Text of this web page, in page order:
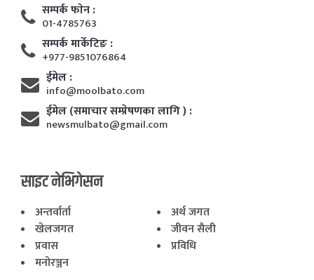
सम्पर्क फाेन :
01-4785763
सम्पर्क मार्केटिङ :
+977-9851076864
ईमेल :
info@moolbato.com
ईमेल (समाचार सम्प्रेषणका लागि ) :
newsmulbato@gmail.com
साइट नेभिगेसन
अन्तर्वार्ता
अर्थ जगत
खेलजगत
जीवन सैली
प्रवास
प्रविधि
मनोरञ्जन